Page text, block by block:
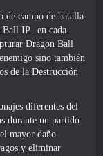
de campo de batalla
IP.. en cada
Dragon Ball
sino también
de la Destrucción
diferentes del
durante un partido.
mayor daño
y eliminar